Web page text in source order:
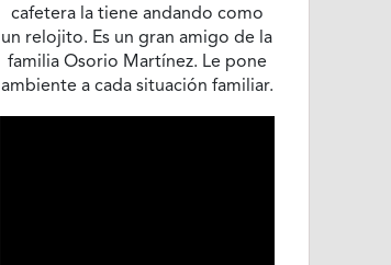
cafetera la tiene andando como
un relojito. Es un gran amigo de la
familia Osorio Martínez. Le pone
ambiente a cada situación familiar.